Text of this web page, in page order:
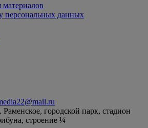
персональных данных
Раменское, городской парк, стадион
строение ¼